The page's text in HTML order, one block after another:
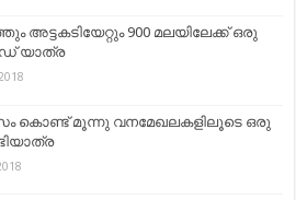
അട്ടകടിയേറ്റും 900 മലയിലേക്ക് ഒരു
യാത്ര
കൊണ്ട് മൂന്നു വനമേഖലകളിലൂടെ ഒരു